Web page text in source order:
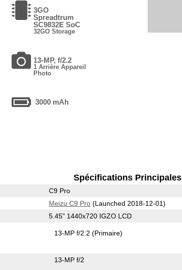
3GO
Spreadtrum
SC9832E SoC
32GO Storage
13-MP, f/2.2
1 Arrière Appareil
Photo
3000 mAh
Spécifications Principales
C9 Pro
Meizu C9 Pro(Launched 2018-12-01)
5.45" 1440x720 IGZO LCD
13-MP f/2.2(Primaire)
13-MP f/2